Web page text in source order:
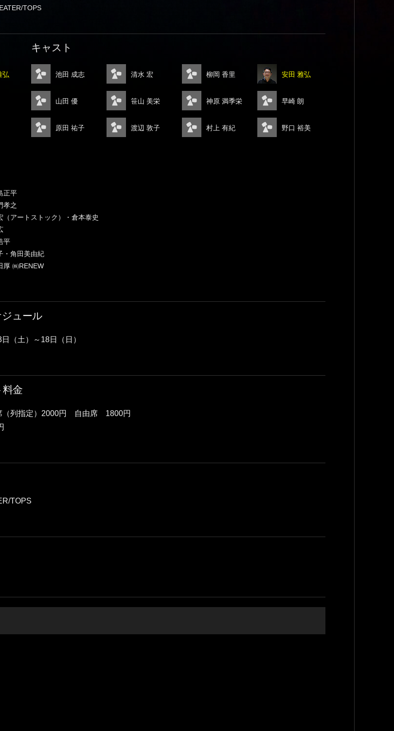
TOPS
弘
キャスト
池田 成志 清水 宏 柳岡 香里 安田 雅弘
山田 優 笹山 美栄 神原 満季栄 早崎 朗
原田 祐子 渡辺 敦子 村上 有紀 野口 裕美
正平
孝之
（アートストック）・倉本泰史
平
・角田美由紀
厚 ㈱RENEW
ュール
（土）～18日（日）
金
列指定）2000円 自由席 1800円
TOPS